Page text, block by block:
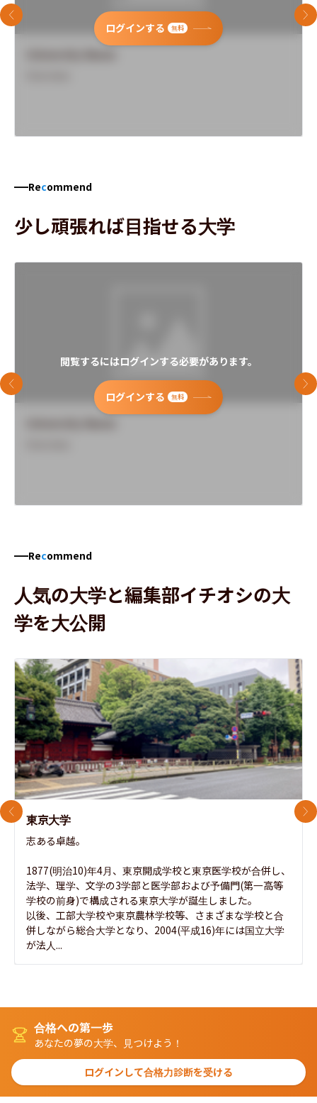
ログインする 無料
前のスライド 次
Recommend
少し頑張れば目指せる大学
閲覧するにはログインする必要があります。
ログインする 無料
前のスライド 次
Recommend
人気の大学と編集部イチオシの大
学を大公開
東京大学
志ある卓越。
1877(明治10)年4月、東京開成学校と東京医学校が合併し、
法学、理学、文学の3学部と医学部および予備門(第一高等
学校の前身)で構成される東京大学が誕生しました。
以後、工部大学校や東京農林学校等、さまざまな学校と合
併しながら総合大学となり、2004(平成16)年には国立大学
が法人...
前のスライド 次
合格への第一歩
あなたの夢の大学、見つけよう！
ログインして合格力診断を受ける